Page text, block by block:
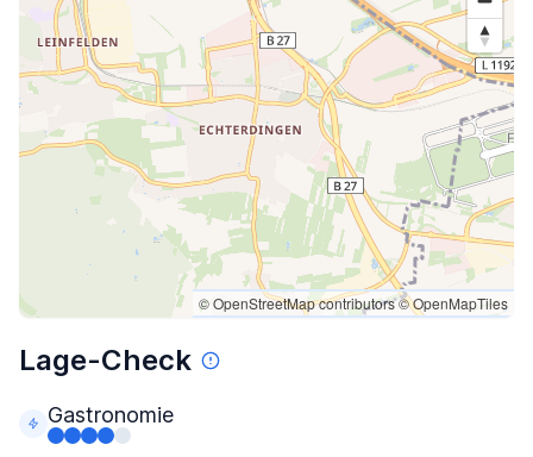
© OpenStreetMap contributors© OpenMapTiles
Lage-Check
Gastronomie